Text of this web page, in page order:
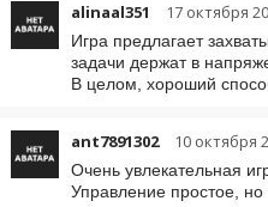
alinaal351 17 октября
Игра предлагает
задачи держат в
В целом, хороший
ant7891302 10 октября
Очень увлекательная
Управление простое, но